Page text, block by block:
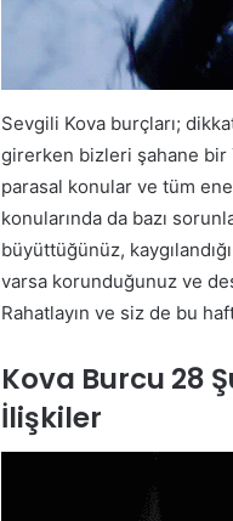
Sevgili Kova burçları;
girerken bizleri şahane bir
parasal konular ve tüm
konularında da bazı
büyüttüğünüz,
varsa korunduğunuz ve
Rahatlayın ve siz de bu
Kova Burcu 28
İlişkiler